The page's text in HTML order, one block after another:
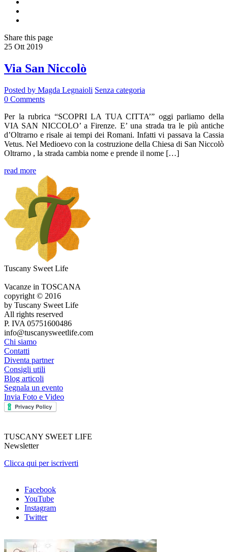
Share this page
25 Ott 2019
Via San Niccolò
Posted by Magda Legnaioli Senza categoria
0 Comments
Per la rubrica “SCOPRI LA TUA CITTA’” oggi parliamo della
VIA SAN NICCOLO’ a Firenze. E’ una strada tra le più antiche
d’Oltrarno e risale ai tempi dei Romani. Infatti vi passava la Cassia
Vetus. Nel Medioevo con la costruzione della Chiesa di San Niccolò
Oltrarno , la strada cambia nome e prende il nome […]
read more
Tuscany Sweet Life
Vacanze in TOSCANA
copyright © 2016
by Tuscany Sweet Life
All rights reserved
P. IVA 05751600486
info@tuscanysweetlife.com
Chi siamo
Contatti
Diventa partner
Consigli utili
Blog articoli
Segnala un evento
Invia Foto e Video
TUSCANY SWEET LIFE
Newsletter
Clicca qui per iscriverti
Facebook
YouTube
Instagram
Twitter